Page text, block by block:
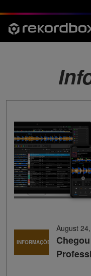
INFORMAÇÕES
August